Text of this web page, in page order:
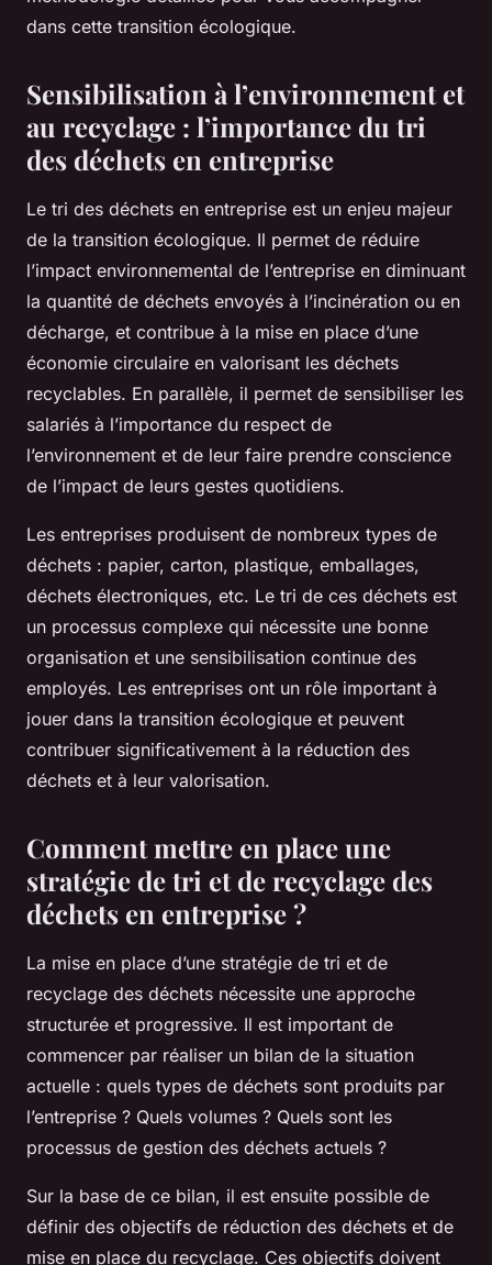
dans cette transition écologique.
Sensibilisation à l’environnement et
au recyclage : l’importance du tri
des déchets en entreprise
Le tri des déchets en entreprise est un enjeu majeur
de la transition écologique. Il permet de réduire
l’impact environnemental de l’entreprise en diminuant
la quantité de déchets envoyés à l’incinération ou en
décharge, et contribue à la mise en place d’une
économie circulaire en valorisant les déchets
recyclables. En parallèle, il permet de sensibiliser les
salariés à l’importance du respect de
l’environnement et de leur faire prendre conscience
de l’impact de leurs gestes quotidiens.
Les entreprises produisent de nombreux types de
déchets : papier, carton, plastique, emballages,
déchets électroniques, etc. Le tri de ces déchets est
un processus complexe qui nécessite une bonne
organisation et une sensibilisation continue des
employés. Les entreprises ont un rôle important à
jouer dans la transition écologique et peuvent
contribuer significativement à la réduction des
déchets et à leur valorisation.
Comment mettre en place une
stratégie de tri et de recyclage des
déchets en entreprise ?
La mise en place d’une stratégie de tri et de
recyclage des déchets nécessite une approche
structurée et progressive. Il est important de
commencer par réaliser un bilan de la situation
actuelle : quels types de déchets sont produits par
l’entreprise ? Quels volumes ? Quels sont les
processus de gestion des déchets actuels ?
Sur la base de ce bilan, il est ensuite possible de
définir des objectifs de réduction des déchets et de
mise en place du recyclage. Ces objectifs doivent